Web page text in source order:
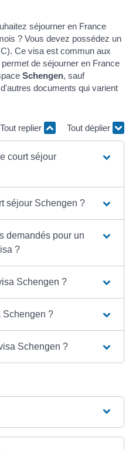
séjourner en France
? Vous devez possédez un
Ce visa est commun aux
permet de séjourner en France
Schengen, sauf
documents qui varient
Tout replier Tout déplier
court séjour
séjour Schengen ?
demandés pour un
?
Schengen ?
Schengen ?
Schengen ?